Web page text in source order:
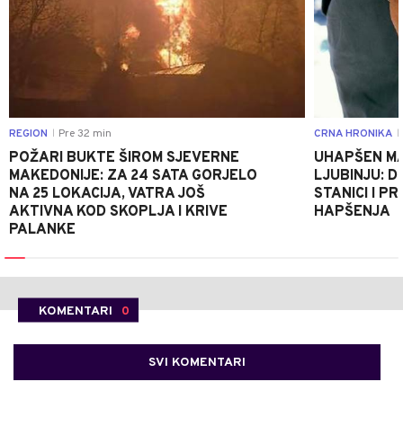
REGION Pre 32 min
POŽARI BUKTE ŠIROM SJEVERNE
MAKEDONIJE: ZA 24 SATA GORJELO
NA 25 LOKACIJA, VATRA JOŠ
AKTIVNA KOD SKOPLJA I KRIVE
PALANKE
CRNA HRONIKA
UHAPŠEN
LJUBINJU:
STANICI I
HAPŠENJA
KOMENTARI 0
SVI KOMENTARI